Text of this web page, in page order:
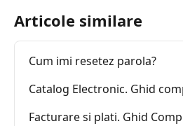
Articole similare
Cum imi resetez parola?
Catalog Electronic. Ghid
Facturare si plati. Ghid